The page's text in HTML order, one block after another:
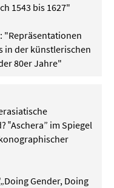
1543 bis 1627"
"Repräsentationen
in der künstlerischen
80er Jahre"
‟Aschera” im Spiegel
Gender, Doing